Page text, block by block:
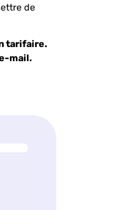
de
tarifaire.
mail.